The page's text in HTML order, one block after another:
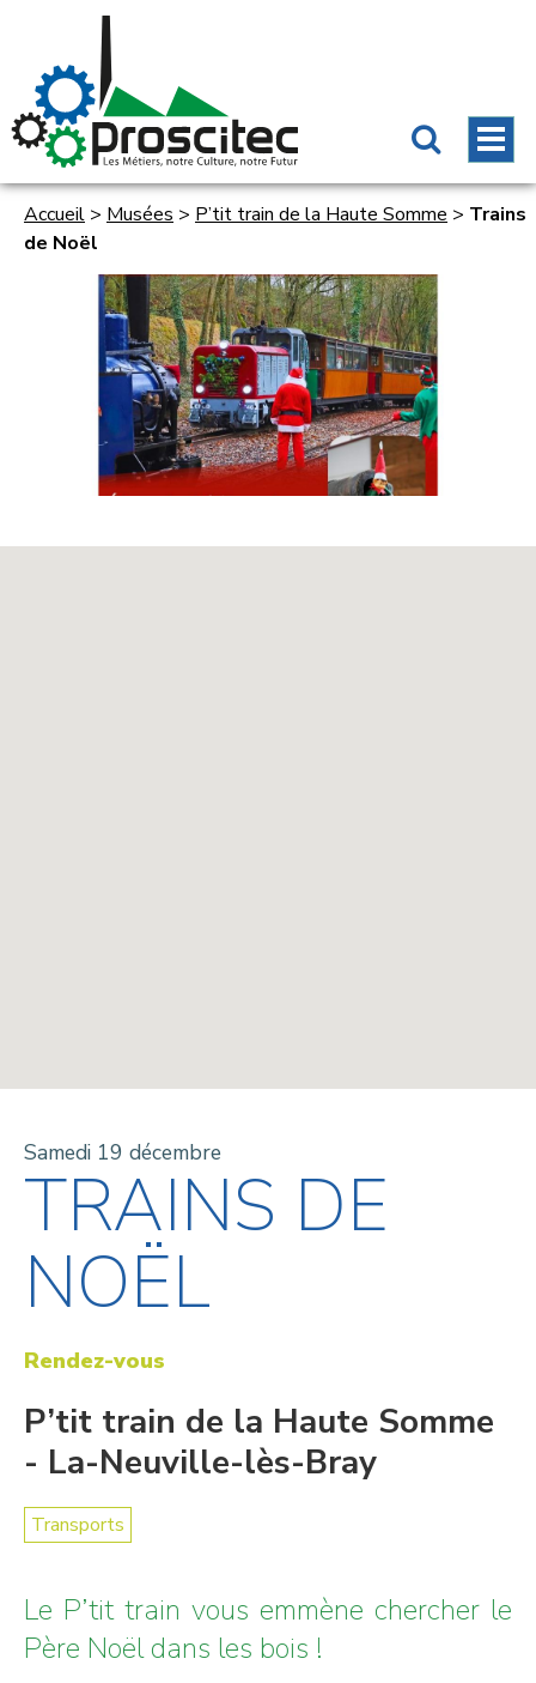
Accueil > Musées > P’tit train de la Haute Somme > Trains
de Noël
Samedi 19 décembre
TRAINS DE
NOËL
Rendez-vous
P’tit train de la Haute Somme
- La-Neuville-lès-Bray
Transports
Le P’tit train vous emmène chercher le
Père Noël dans les bois !